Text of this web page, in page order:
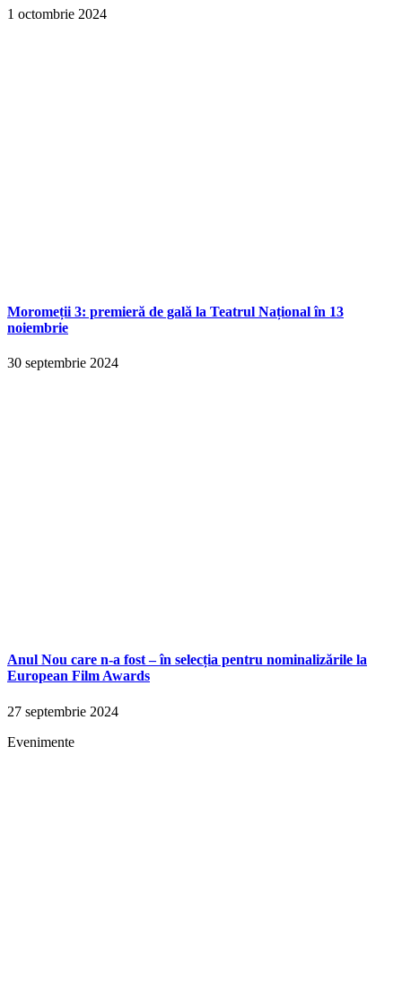
1 octombrie 2024
Moromeții 3: premieră de gală la Teatrul Național în 13
noiembrie
30 septembrie 2024
Anul Nou care n-a fost – în selecția pentru nominalizările la
European Film Awards
27 septembrie 2024
Evenimente